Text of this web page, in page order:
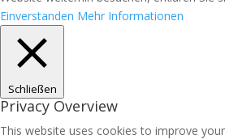
Einverstanden Mehr Informationen
Schließen
Privacy Overview
This website uses cookies to improve